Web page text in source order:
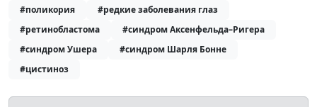
#поликория
#редкие заболевания глаз
#ретинобластома
#синдром Аксенфельда–Ригера
#синдром Ушера
#синдром Шарля Бонне
#цистиноз